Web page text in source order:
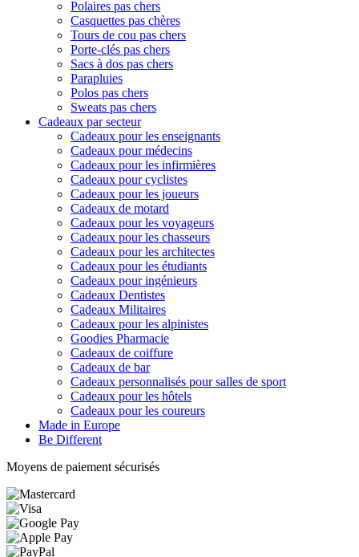
Polaires pas chers
Casquettes pas chères
Tours de cou pas chers
Porte-clés pas chers
Sacs à dos pas chers
Parapluies
Polos pas chers
Sweats pas chers
Cadeaux par secteur
Cadeaux pour les enseignants
Cadeaux pour médecins
Cadeaux pour les infirmières
Cadeaux pour cyclistes
Cadeaux pour les joueurs
Cadeaux de motard
Cadeaux pour les voyageurs
Cadeaux pour les chasseurs
Cadeaux pour les architectes
Cadeaux pour les étudiants
Cadeaux pour ingénieurs
Cadeaux Dentistes
Cadeaux Militaires
Cadeaux pour les alpinistes
Goodies Pharmacie
Cadeaux de coiffure
Cadeaux de bar
Cadeaux personnalisés pour salles de sport
Cadeaux pour les hôtels
Cadeaux pour les coureurs
Made in Europe
Be Different
Moyens de paiement sécurisés